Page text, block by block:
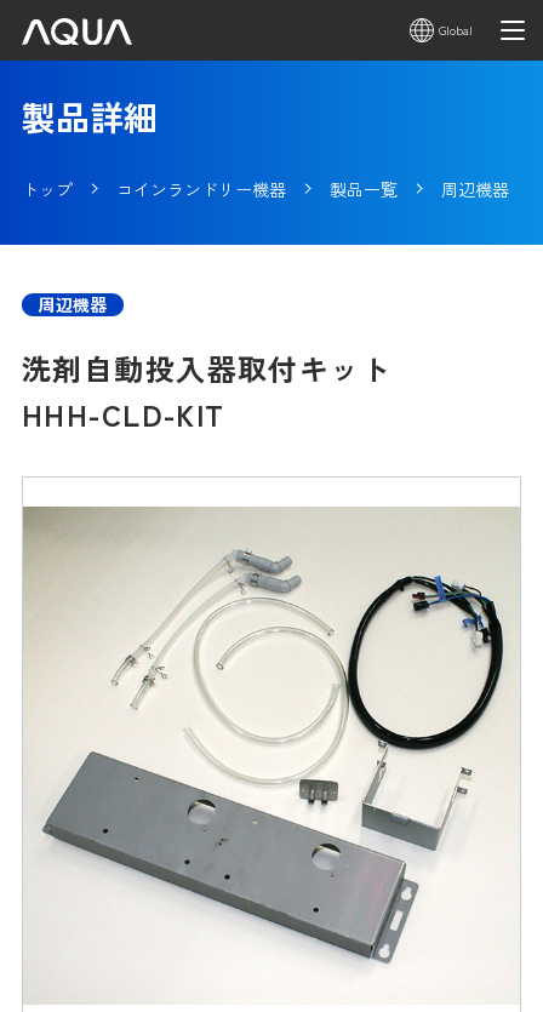
Global
製品詳細
トップ コインランドリー機器 製品一覧 周辺機器
周辺機器
洗剤自動投入器取付キット
HHH-CLD-KIT